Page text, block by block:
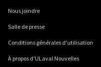
Nous joindre
Salle de presse
Conditions générales d'utilisation
À propos d'ULaval Nouvelles